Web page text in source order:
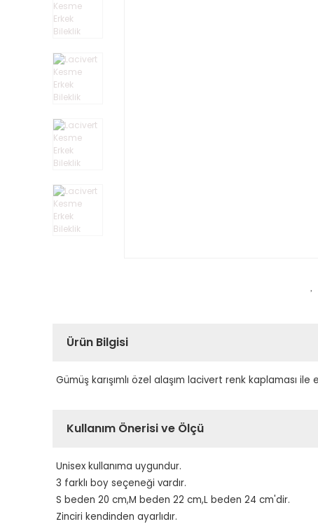
Ürün Bilgisi
Gümüş karışımlı özel alaşım lacivert renk kaplaması ile
Kullanım Önerisi ve Ölçü
Unisex kullanıma uygundur.
3 farklı boy seçeneği vardır.
S beden 20 cm,M beden 22 cm,L beden 24 cm'dir.
Zinciri kendinden ayarlıdır.